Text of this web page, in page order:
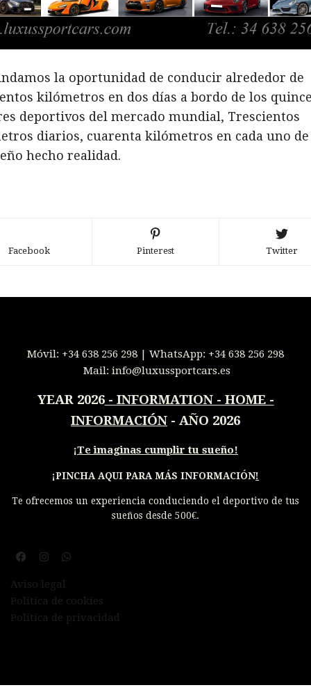
la oportunidad de conducir alrededor de
kilómetros en dos días a bordo de los
deportivos del mercado mundial, Trescientos
diarios, cuarenta kilómetros en cada uno
hecho realidad.
Facebook Pinterest Twitter
Móvil: +34 638 256 298 | WhatsApp: +34 638 256 298
Mail: info@luxussportcars.es
YEAR 2026- INFORMATION - HOME -
INFORMACIÓN - AÑO 2026
¡Te imaginas cumplir tu sueño!
¡PINCHA AQUI PARA MÁS INFORMACIÓN!
Te ofrecemos un experiencia conduciendo el deportivo de tus
sueños desde 500€.
Aviso legal
Política de cookies
Política de privacidad